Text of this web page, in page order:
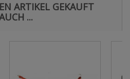
ARTIKEL GEKAUFT
...